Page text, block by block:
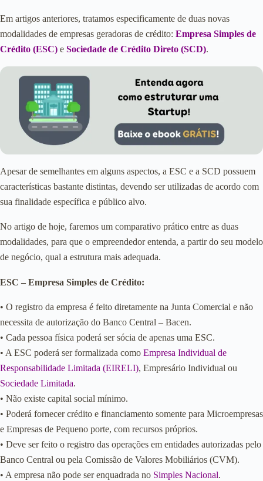
Em artigos anteriores, tratamos especificamente de duas novas
modalidades de empresas geradoras de crédito: Empresa Simples de
Crédito (ESC) e Sociedade de Crédito Direto (SCD).
Apesar de semelhantes em alguns aspectos, a ESC e a SCD possuem
características bastante distintas, devendo ser utilizadas de acordo com
sua finalidade específica e público alvo.
No artigo de hoje, faremos um comparativo prático entre as duas
modalidades, para que o empreendedor entenda, a partir do seu modelo
de negócio, qual a estrutura mais adequada.
ESC – Empresa Simples de Crédito:
• O registro da empresa é feito diretamente na Junta Comercial e não
necessita de autorização do Banco Central – Bacen.
• Cada pessoa física poderá ser sócia de apenas uma ESC.
• A ESC poderá ser formalizada como Empresa Individual de
Responsabilidade Limitada (EIRELI), Empresário Individual ou
Sociedade Limitada.
• Não existe capital social mínimo.
• Poderá fornecer crédito e financiamento somente para Microempresas
e Empresas de Pequeno porte, com recursos próprios.
• Deve ser feito o registro das operações em entidades autorizadas pelo
Banco Central ou pela Comissão de Valores Mobiliários (CVM).
• A empresa não pode ser enquadrada no Simples Nacional.